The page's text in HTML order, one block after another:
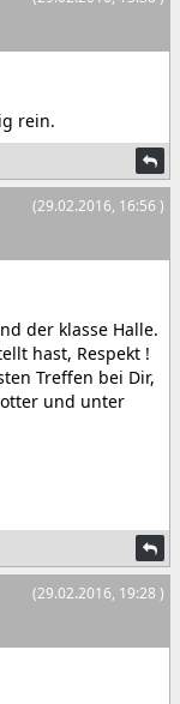
rein.
(29.02.2016, 16:56 )
der klasse Halle.
hast, Respekt !
Treffen bei Dir,
und unter
(29.02.2016, 19:28 )